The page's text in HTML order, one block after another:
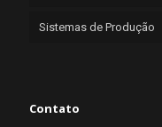
Sistemas de Produção
Contato